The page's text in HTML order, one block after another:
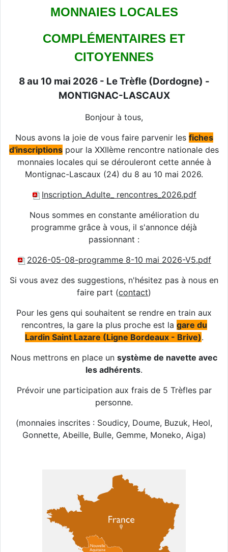
MONNAIES LOCALES
COMPLÉMENTAIRES ET
CITOYENNES
8 au 10 mai 2026 - Le Trèfle (Dordogne) -
MONTIGNAC-LASCAUX
Bonjour à tous,
Nous avons la joie de vous faire parvenir les fiches
d'inscriptions pour la XXIIème rencontre nationale des
monnaies locales qui se dérouleront cette année à
Montignac-Lascaux (24) du 8 au 10 mai 2026.
Inscription_Adulte_ rencontres_2026.pdf
Nous sommes en constante amélioration du
programme grâce à vous, il s'annonce déjà
passionnant :
2026-05-08-programme 8-10 mai 2026-V5.pdf
Si vous avez des suggestions, n'hésitez pas à nous en
faire part (contact)
Pour les gens qui souhaitent se rendre en train aux
rencontres, la gare la plus proche est la gare du
Lardin Saint Lazare (Ligne Bordeaux - Brive).
Nous mettrons en place un système de navette avec
les adhérents.
Prévoir une participation aux frais de 5 Trèfles par
personne.
(monnaies inscrites : Soudicy, Doume, Buzuk, Heol,
Gonnette, Abeille, Bulle, Gemme, Moneko, Aiga)